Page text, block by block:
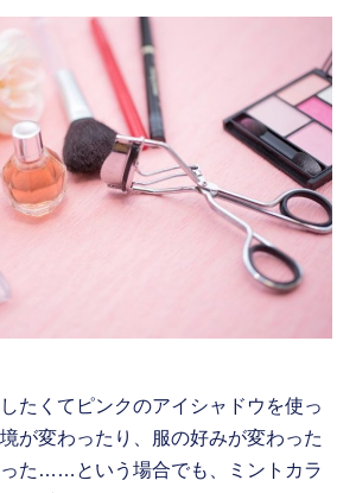
たくてピンクのアイシャドウを使っ
が変わったり、服の好みが変わった
った……という場合でも、ミントカラ